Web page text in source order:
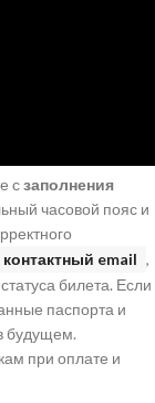
сзаполнения
часовой пояс и
контактный email ,
билета. Если
паспорта и
будущем.
при оплате и